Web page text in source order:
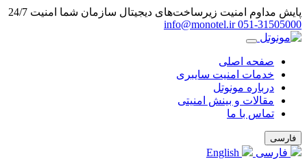
پایش مداوم امنیت زیرساخت‌های دیجیتال سازمان شما امنیت 24/7
info@monotel.ir 051‑31505000
صفحه اصلی
خدمات امنیت سایبری
درباره مونوتل
مقالات و بینش امنیتی
تماس با ما
فارسی
فارسی